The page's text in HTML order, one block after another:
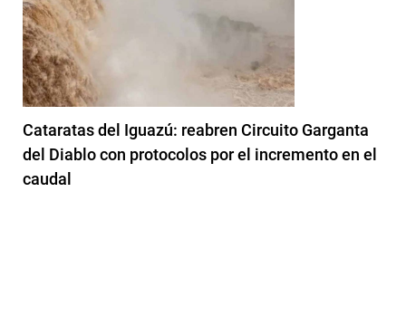
Cataratas del Iguazú: reabren Circuito Garganta
del Diablo con protocolos por el incremento en el
caudal